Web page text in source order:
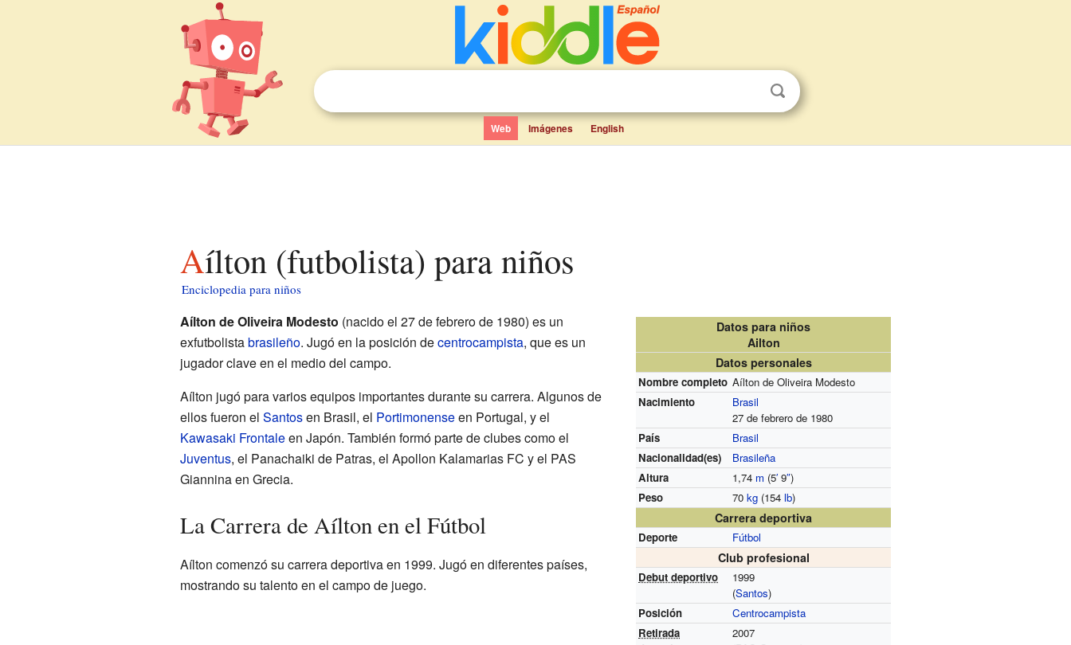
Web Imágenes English
Aílton (futbolista) para niños
Enciclopedia para niños
Datos para niños
Ailton
Datos personales
Nombre completo Aílton de Oliveira Modesto
Nacimiento
Brasil
27 de febrero de 1980
País
Brasil
Nacionalidad(es)
Brasileña
Altura
1,74 m (5′ 9″)
Peso
70kg (154lb)
Carrera deportiva
Deporte Fútbol
Club profesional
Debut deportivo
1999
(Santos)
Posición
Centrocampista
Retirada
2007
Aílton de Oliveira Modesto (nacido el 27 de febrero de 1980) es un
exfutbolistabrasileño. Jugó en la posición decentrocampista, que es un
jugador clave en el medio del campo.
Aílton jugó para varios equipos importantes durante su carrera. Algunos de
ellos fueron el Santosen Brasil, el Portimonenseen Portugal, y el
Kawasaki Frontaleen Japón. También formó parte de clubes como el
Juventus, el Panachaiki de Patras, el Apollon Kalamarias FC y el PAS
Giannina en Grecia.
La Carrera de Aílton en el Fútbol
Aílton comenzó su carrera deportiva en 1999. Jugó en diferentes países,
mostrando su talento en el campo de juego.